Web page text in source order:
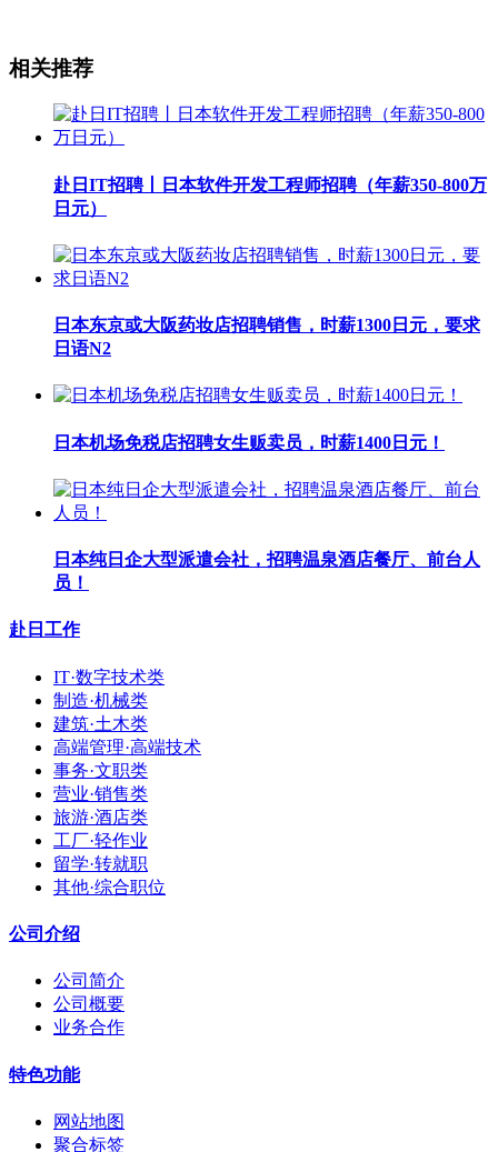
相关推荐
赴日IT招聘丨日本软件开发工程师招聘（年薪350-800万
日元）
日本东京或大阪药妆店招聘销售，时薪1300日元，要求
日语N2
日本机场免税店招聘女生贩卖员，时薪1400日元！
日本纯日企大型派遣会社，招聘温泉酒店餐厅、前台人
员！
赴日工作
IT·数字技术类
制造·机械类
建筑·土木类
高端管理·高端技术
事务·文职类
营业·销售类
旅游·酒店类
工厂·轻作业
留学·转就职
其他·综合职位
公司介绍
公司简介
公司概要
业务合作
特色功能
网站地图
聚合标签